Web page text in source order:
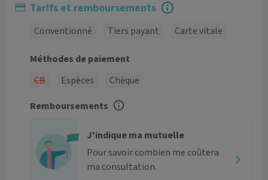
Tarifs et remboursements
Conventionné Tiers payant Carte vitale
Méthodes de paiement
CB
Espèces
Chèque
Remboursements
J'indique ma mutuelle
Pour savoir combien me coûtera
ma consultation.